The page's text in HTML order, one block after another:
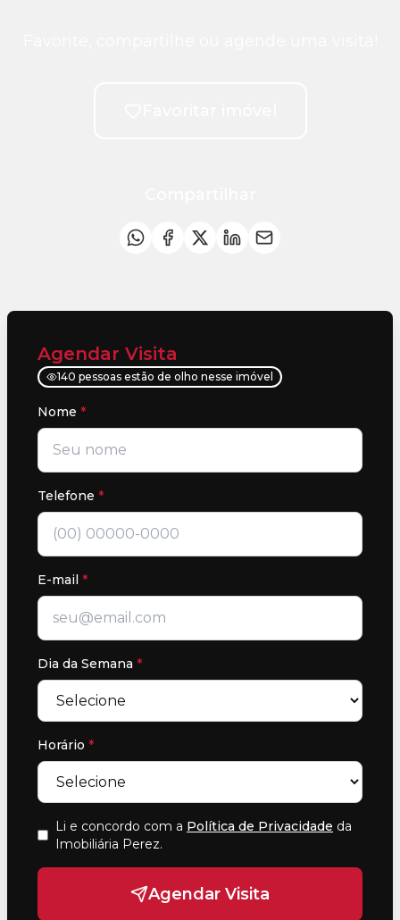
Agendar Visita
140 pessoas estão de olho nesse imóvel
Nome *
Telefone *
E-mail *
Dia da Semana *
Horário *
Li e concordo com a Política de Privacidade da
Imobiliária Perez.
Agendar Visita